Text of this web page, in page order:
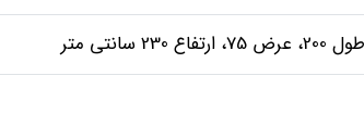
طول 200، عرض 75، ارتفاع 230 سانتی متر